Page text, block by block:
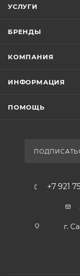
УСЛУГИ
БРЕНДЫ
КОМПАНИЯ
ИНФОРМАЦИЯ
ПОМОЩЬ
+7 921
г.